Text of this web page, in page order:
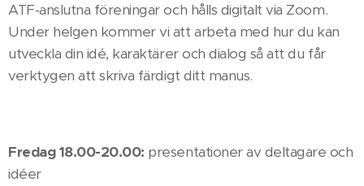
ATF-anslutna föreningar och hålls digitalt via Zoom.
Under helgen kommer vi att arbeta med hur du kan
utveckla din idé, karaktärer och dialog så att du får
verktygen att skriva färdigt ditt manus.
Fredag 18.00-20.00: presentationer av deltagare och
idéer